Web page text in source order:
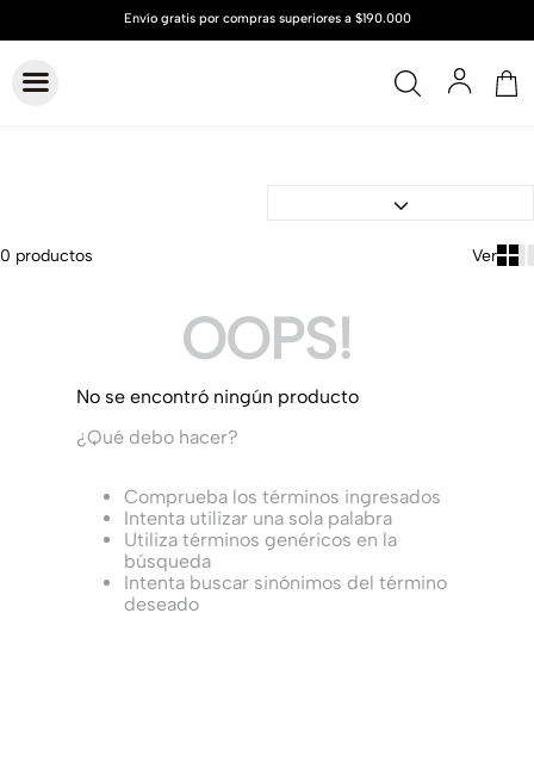
0 productos
OOPS!
No se encontró ningún producto
¿Qué debo hacer?
Comprueba los términos ingresados
Intenta utilizar una sola palabra
Utiliza términos genéricos en la
búsqueda
Intenta buscar sinónimos del término
deseado